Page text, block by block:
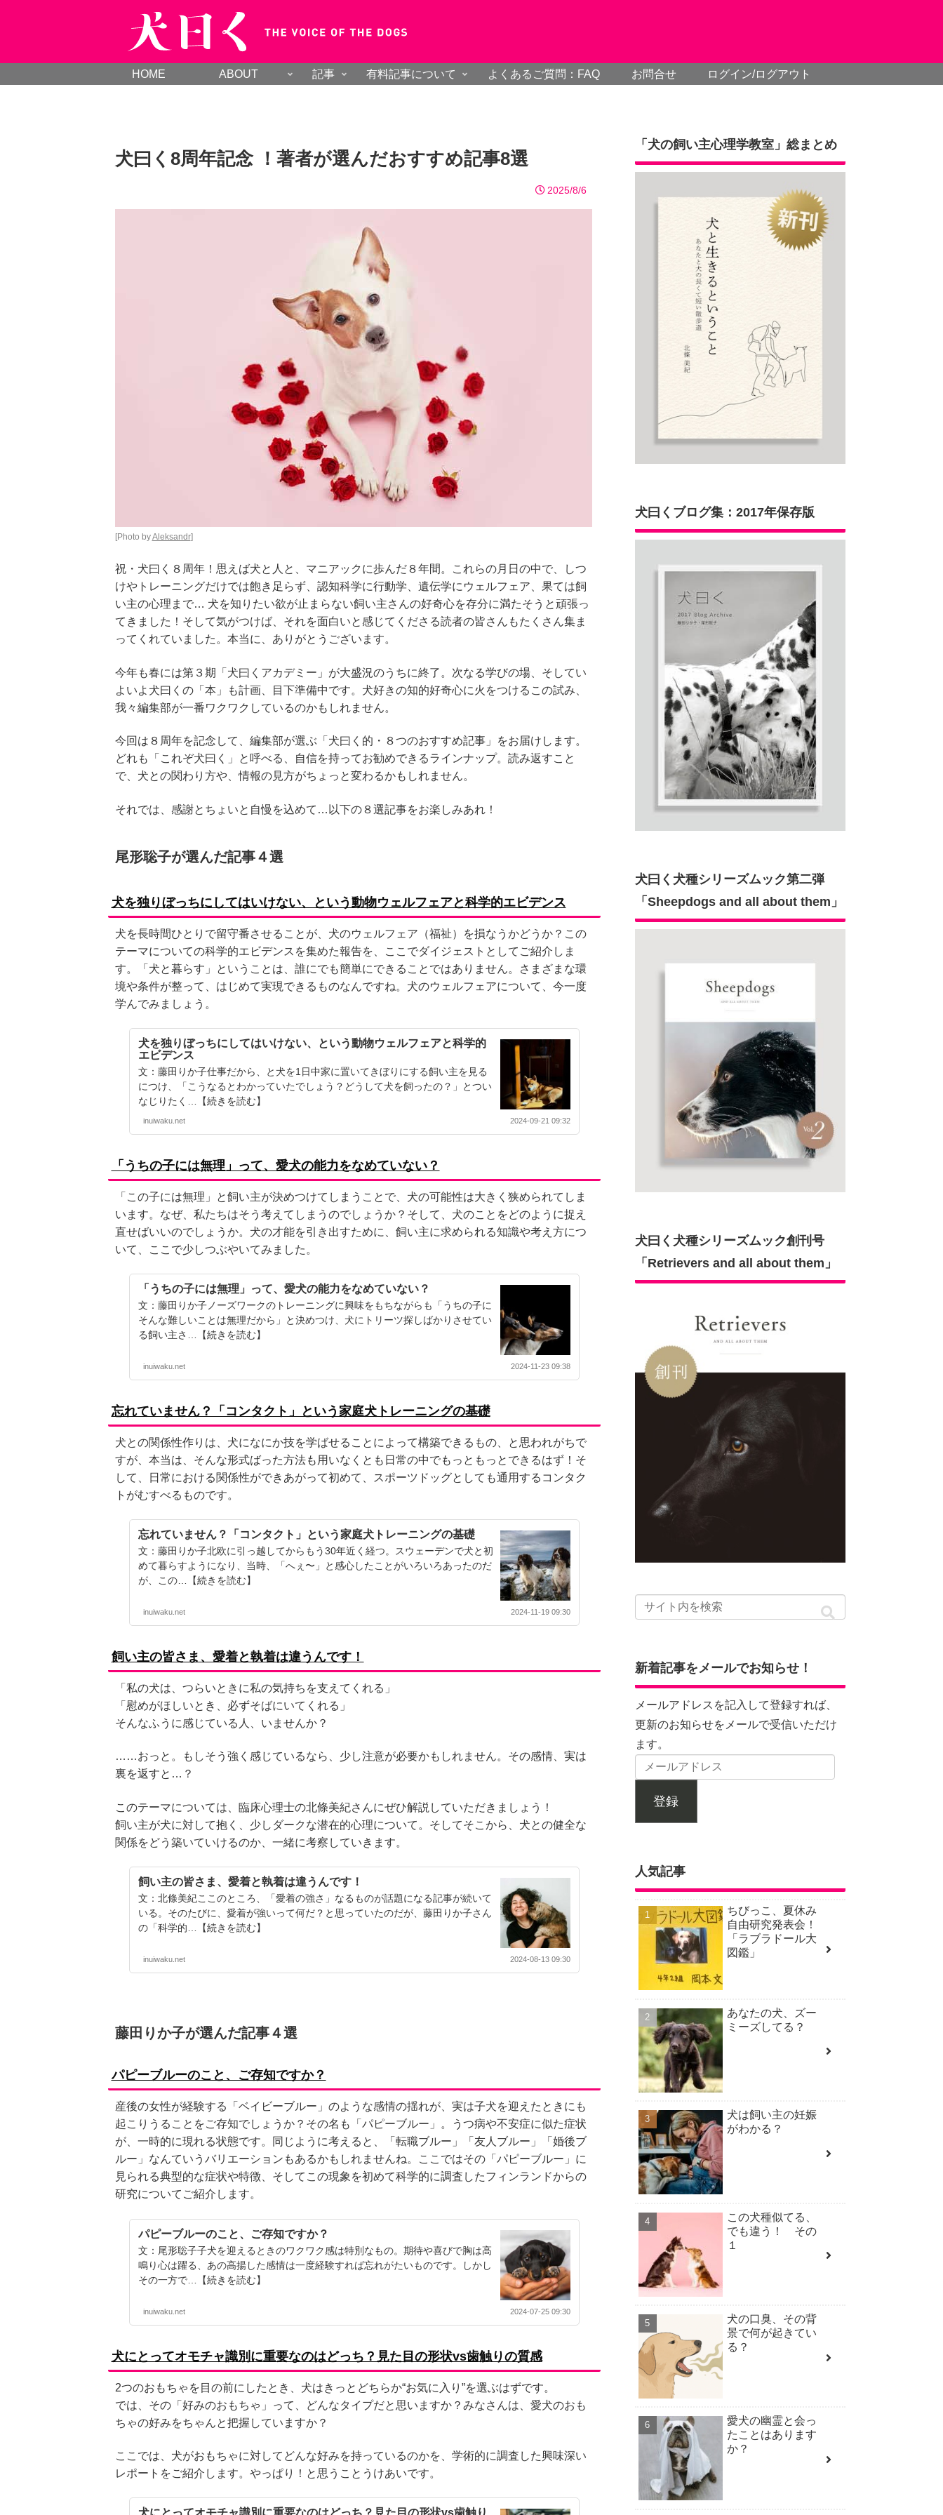
HOME ABOUT 記事 有料記事について よくあるご質問：FAQ お問合せ ログイン/ログアウト
犬曰く8周年記念 ！著者が選んだおすすめ記事8選
2025/8/6
[Photo byAleksandr]
祝・犬曰く８周年！思えば犬と人と、マニアックに歩んだ８年間。これらの月日の中で、しつ
けやトレーニングだけでは飽き足らず、認知科学に行動学、遺伝学にウェルフェア、果ては飼
い主の心理まで… 犬を知りたい欲が止まらない飼い主さんの好奇心を存分に満たそうと頑張っ
てきました！そして気がつけば、それを面白いと感じてくださる読者の皆さんもたくさん集ま
ってくれていました。本当に、ありがとうございます。
今年も春には第３期「犬曰くアカデミー」が大盛況のうちに終了。次なる学びの場、そしてい
よいよ犬曰くの「本」も計画、目下準備中です。犬好きの知的好奇心に火をつけるこの試み、
我々編集部が一番ワクワクしているのかもしれません。
今回は８周年を記念して、編集部が選ぶ「犬曰く的・８つのおすすめ記事」をお届けします。
どれも「これぞ犬曰く」と呼べる、自信を持ってお勧めできるラインナップ。読み返すこと
で、犬との関わり方や、情報の見方がちょっと変わるかもしれません。
それでは、感謝とちょいと自慢を込めて…以下の８選記事をお楽しみあれ！
尾形聡子が選んだ記事４選
犬を独りぼっちにしてはいけない、という動物ウェルフェアと科学的エビデンス
犬を長時間ひとりで留守番させることが、犬のウェルフェア（福祉）を損なうかどうか？この
テーマについての科学的エビデンスを集めた報告を、ここでダイジェストとしてご紹介しま
す。「犬と暮らす」ということは、誰にでも簡単にできることではありません。さまざまな環
境や条件が整って、はじめて実現できるものなんですね。犬のウェルフェアについて、今一度
学んでみましょう。
犬を独りぼっちにしてはいけない、という動物ウェルフェアと科学的
エビデンス
文：藤田りか子仕事だから、と犬を1日中家に置いてきぼりにする飼い主を見る
につけ、「こうなるとわかっていたでしょう？どうして犬を飼ったの？」とつい
なじりたく…【続きを読む】
inuiwaku.net 2024-09-21 09:32
「うちの子には無理」って、愛犬の能力をなめていない？
「この子には無理」と飼い主が決めつけてしまうことで、犬の可能性は大きく狭められてしま
います。なぜ、私たちはそう考えてしまうのでしょうか？そして、犬のことをどのように捉え
直せばいいのでしょうか。犬の才能を引き出すために、飼い主に求められる知識や考え方につ
いて、ここで少しつぶやいてみました。
「うちの子には無理」って、愛犬の能力をなめていない？
文：藤田りか子ノーズワークのトレーニングに興味をもちながらも「うちの子に
そんな難しいことは無理だから」と決めつけ、犬にトリーツ探しばかりさせてい
る飼い主さ…【続きを読む】
inuiwaku.net 2024-11-23 09:38
忘れていません？「コンタクト」という家庭犬トレーニングの基礎
犬との関係性作りは、犬になにか技を学ばせることによって構築できるもの、と思われがちで
すが、本当は、そんな形式ばった方法も用いなくとも日常の中でもっともっとできるはず！そ
して、日常における関係性ができあがって初めて、スポーツドッグとしても通用するコンタク
トがむすべるものです。
忘れていません？「コンタクト」という家庭犬トレーニングの基礎
文：藤田りか子北欧に引っ越してからもう30年近く経つ。スウェーデンで犬と初
めて暮らすようになり、当時、「へぇ〜」と感心したことがいろいろあったのだ
が、この…【続きを読む】
inuiwaku.net 2024-11-19 09:30
飼い主の皆さま、愛着と執着は違うんです！
「私の犬は、つらいときに私の気持ちを支えてくれる」
「慰めがほしいとき、必ずそばにいてくれる」
そんなふうに感じている人、いませんか？
……おっと。もしそう強く感じているなら、少し注意が必要かもしれません。その感情、実は
裏を返すと…？
このテーマについては、臨床心理士の北條美紀さんにぜひ解説していただきましょう！
飼い主が犬に対して抱く、少しダークな潜在的心理について。そしてそこから、犬との健全な
関係をどう築いていけるのか、一緒に考察していきます。
飼い主の皆さま、愛着と執着は違うんです！
文：北條美紀ここのところ、「愛着の強さ」なるものが話題になる記事が続いて
いる。そのたびに、愛着が強いって何だ？と思っていたのだが、藤田りか子さん
の「科学的…【続きを読む】
inuiwaku.net 2024-08-13 09:30
藤田りか子が選んだ記事４選
パピーブルーのこと、ご存知ですか？
産後の女性が経験する「ベイビーブルー」のような感情の揺れが、実は子犬を迎えたときにも
起こりうることをご存知でしょうか？その名も「パピーブルー」。うつ病や不安症に似た症状
が、一時的に現れる状態です。同じように考えると、「転職ブルー」「友人ブルー」「婚後ブ
ルー」なんていうバリエーションもあるかもしれませんね。ここではその「パピーブルー」に
見られる典型的な症状や特徴、そしてこの現象を初めて科学的に調査したフィンランドからの
研究についてご紹介します。
パピーブルーのこと、ご存知ですか？
文：尾形聡子子犬を迎えるときのワクワク感は特別なもの。期待や喜びで胸は高
鳴り心は躍る、あの高揚した感情は一度経験すれば忘れがたいものです。しかし
その一方で…【続きを読む】
inuiwaku.net 2024-07-25 09:30
犬にとってオモチャ識別に重要なのはどっち？見た目の形状vs歯触りの質感
2つのおもちゃを目の前にしたとき、犬はきっとどちらか“お気に入り”を選ぶはずです。
では、その「好みのおもちゃ」って、どんなタイプだと思いますか？みなさんは、愛犬のおも
ちゃの好みをちゃんと把握していますか？
ここでは、犬がおもちゃに対してどんな好みを持っているのかを、学術的に調査した興味深い
レポートをご紹介します。やっぱり！と思うことうけあいです。
「犬の飼い主心理学教室」総まとめ
犬曰くブログ集：2017年保存版
犬曰く犬種シリーズムック第二弾
「Sheepdogs and all about them」
犬曰く犬種シリーズムック創刊号
「Retrievers and all about them」
新着記事をメールでお知らせ！
メールアドレスを記入して登録すれば、
更新のお知らせをメールで受信いただけ
ます。
登録
人気記事
ちびっこ、夏休み
自由研究発表会！
「ラブラドール大
図鑑」
あなたの犬、ズー
ミーズしてる？
犬は飼い主の妊娠
がわかる？
この犬種似てる、
でも違う！ その
１
犬の口臭、その背
景で何が起きてい
る？
愛犬の幽霊と会っ
たことはあります
か？